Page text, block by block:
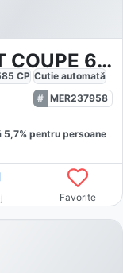
Mercedes-Benz AMG GT COUPE 63 4M
CP Cutie automată
MER237958
5,7% pentru persoane
Favorite